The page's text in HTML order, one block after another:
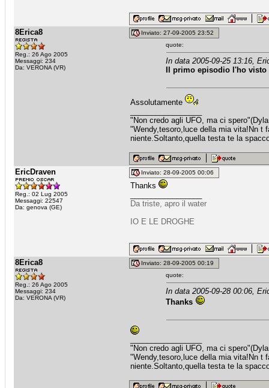
8Erica8
Reg.: 26 Ago 2005
Messaggi: 234
Da: VERONA (VR)
Inviato: 27-09-2005 23:52
quote:
In data 2005-09-25 13:16,
Il primo episodio l'ho
Assolutamente
"Non credo agli UFO, ma ci
"Wendy,tesoro,luce della mia vita!Nn t
niente.Soltanto,quella testa te la
EricDraven
Reg.: 02 Lug 2005
Messaggi: 22547
Da: genova (GE)
Inviato: 28-09-2005 00:06
Thanks
Da triste, apro il water
IO E LE DROGHE
8Erica8
Reg.: 26 Ago 2005
Messaggi: 234
Da: VERONA (VR)
Inviato: 28-09-2005 00:19
quote:
In data 2005-09-28 00:06,
Thanks
"Non credo agli UFO, ma ci
"Wendy,tesoro,luce della mia vita!Nn t
niente.Soltanto,quella testa te la